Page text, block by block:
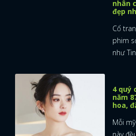
nhân
đẹp
Cổ
phim
như
4 quý
năm
hoa,
Mỗi